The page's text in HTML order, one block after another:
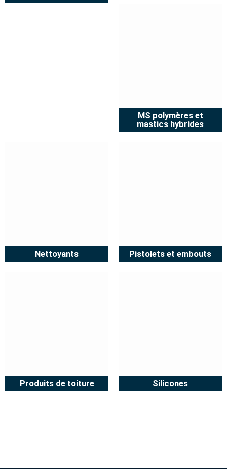
MS polymères et
mastics hybrides
Nettoyants Pistolets et embouts
Produits de toiture Silicones